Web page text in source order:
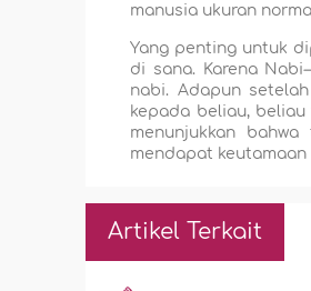
manusia ukuran
Yang penting untuk
di sana. Karena Nabi
nabi. Adapun
kepada beliau,
menunjukkan
mendapat
Artikel Terkait